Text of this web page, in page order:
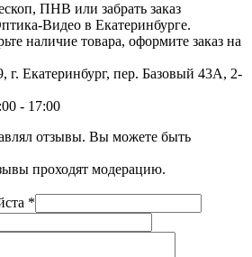
ПНВ или забрать заказ
Видео в Екатеринбурге.
наличие товара, оформите заказ на
г. Екатеринбург, пер. Базовый 43А, 2-
- 17:00
отзывы. Вы можете быть
проходят модерацию.
*